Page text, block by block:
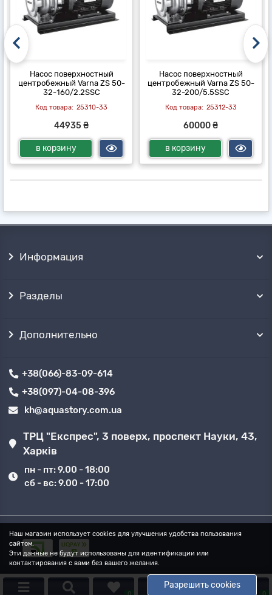
Насос поверхностный
центробежный Varna ZS 50-
32-160/2.2SSC
25310-33
44935 ₴
в корзину
Насос поверхностный
центробежный Varna ZS 50-
32-200/5.5SSC
25312-33
60000 ₴
в корзину
Наш магазин использует cookies для улучшения удобства пользования
сайтом.
Эти данные не будут использованы для идентификации или
контактирования с вами без вашего желания.
Разрешить cookies
Информация
Разделы
Дополнительно
+38(066)-83-09-614
+38(097)-04-08-396
kh@aquastory.com.ua
ТРЦ "Експрес", 3 поверх, проспект Науки, 43,
Харків
пн - пт: 9.00 - 18:00
сб - вс: 9.00 - 17:00